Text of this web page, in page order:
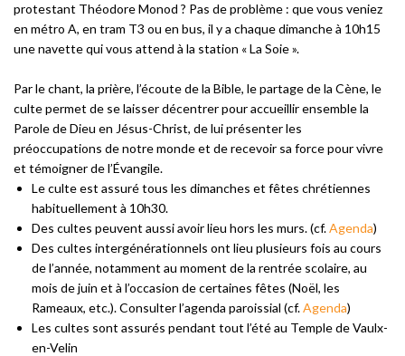
protestant Théodore Monod ? Pas de problème : que vous veniez
en métro A, en tram T3 ou en bus, il y a chaque dimanche à 10h15
une navette qui vous attend à la station « La Soie ».
Par le chant, la prière, l’écoute de la Bible, le partage de la Cène, le
culte permet de se laisser décentrer pour accueillir ensemble la
Parole de Dieu en Jésus-Christ, de lui présenter les
préoccupations de notre monde et de recevoir sa force pour vivre
et témoigner de l’Évangile.
Le culte est assuré tous les dimanches et fêtes chrétiennes
habituellement à 10h30.
Des cultes peuvent aussi avoir lieu hors les murs. (cf.Agenda)
Des cultes intergénérationnels ont lieu plusieurs fois au cours
de l’année, notamment au moment de la rentrée scolaire, au
mois de juin et à l’occasion de certaines fêtes (Noël, les
Rameaux, etc.). Consulter l’agenda paroissial (cf.Agenda)
Les cultes sont assurés pendant tout l’été au Temple de Vaulx-
en-Velin